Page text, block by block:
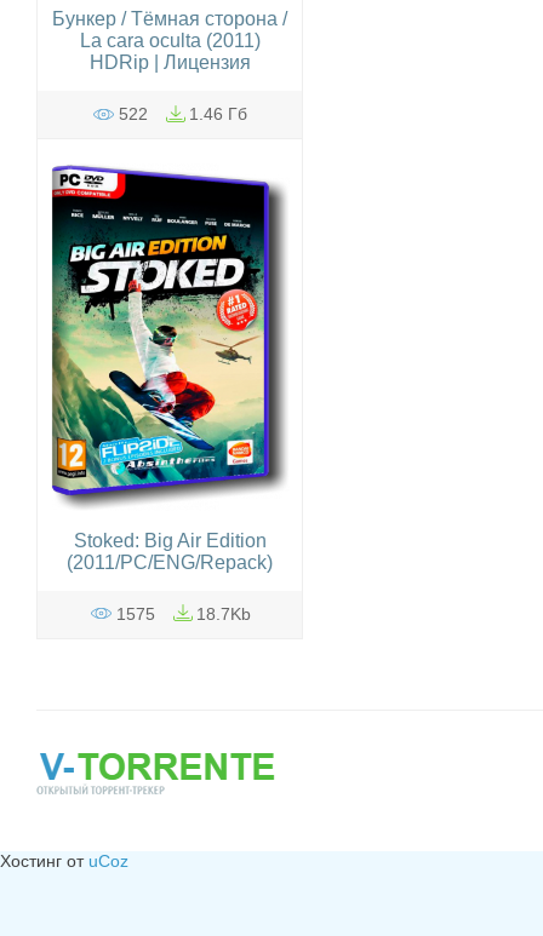
Бункер / Тёмная сторона /
La cara oculta (2011)
HDRip | Лицензия
522 1.46 Гб
Stoked: Big Air Edition
(2011/PC/ENG/Repack)
1575 18.7Kb
Хостинг от uCoz